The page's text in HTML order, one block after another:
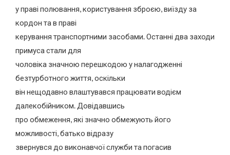
у праві полювання, користування зброєю, виїзду за
кордон та в праві
керування транспортними засобами. Останні два заходи
примуса стали для
чоловіка значною перешкодою у налагодженні
безтурботного життя, оскільки
він нещодавно влаштувався працювати водієм
далекобійником. Довідавшись
про обмеження, які значно обмежують його
можливості, батько відразу
звернувся до виконавчої служби та погасив